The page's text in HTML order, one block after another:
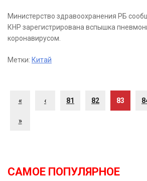
Министерство здравоохранения РБ
КНР зарегистрирована вспышка
коронавирусом.
Метки: Китай
« ‹ 81 82 83
»
САМОЕ ПОПУЛЯРНОЕ